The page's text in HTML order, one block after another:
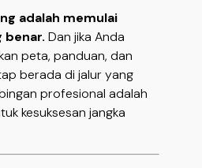
adalah memulai
benar. Dan jika Anda
peta, panduan, dan
berada di jalur yang
profesional adalah
kesuksesan jangka